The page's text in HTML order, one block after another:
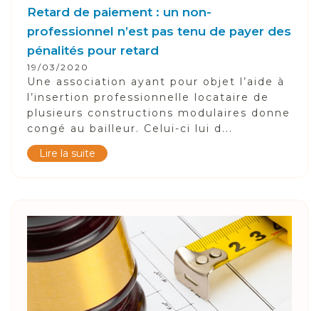
Retard de paiement : un non-
professionnel n’est pas tenu de payer des
pénalités pour retard
19/03/2020
Une association ayant pour objet l’aide à
l’insertion professionnelle locataire de
plusieurs constructions modulaires donne
congé au bailleur. Celui-ci lui d...
Lire la suite